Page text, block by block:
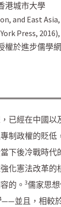
港城市大學
and East
Press,
權於進步儒學網
已經在中國
制政權的貶
下後冷戰時
化憲法改革
的。 3儒家思
——並且，相較